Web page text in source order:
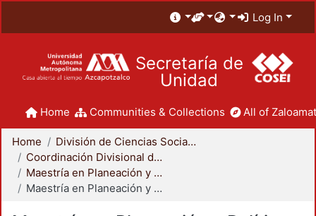
Log In
Secretaría de
Unidad
Home Communities & Collections All of
Home
División de Ciencias Sociales y Humanidades
Coordinación Divisional de Posgrado
Maestría en Planeación y Políticas Metropolitanas
Maestría en Planeación y Políticas Metropolitanas